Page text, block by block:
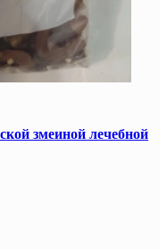
змеиной лечебной